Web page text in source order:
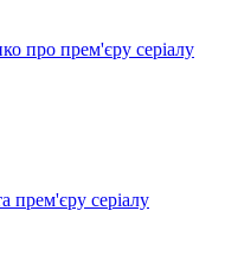
про прем'єру серіалу
прем'єру серіалу